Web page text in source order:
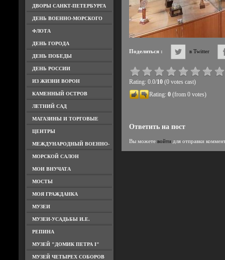
ДВОРЫ САНКТ-ПЕТЕРБУРГА
ДЕНЬ ВОЕННО-МОРСКОГО
ФЛОТА
ДЕНЬ ГОРОДА
ДЕНЬ ПОБЕДЫ
ДЕНЬ РОССИИ
ИЗ ЖИЗНИ ВОРОН
КАМЕННЫЙ ОСТРОВ
ЛЕТНИЙ САД
МАГАЗИНЫ И ТОРГОВЫЕ
ЦЕНТРЫ
МЕЖДУНАРОДНЫЙ ВОЕННО-
МОРСКОЙ САЛОН
МОИ ВНУЧАТА
МОСТЫ
МОЯ ГРАЖДАНКА
МУЗЕИ
МУЗЕИ-УСАДЬБЫ И.Е.
РЕПИНА
МУЗЕЙ "ДОМИК ПЕТРА I"
МУЗЕЙ ЧЕТЫРЕХ СОБОРОВ
Поделиться : в Twitter
Rating: 0.0/10(0 votes cast)
Rating: 0(from 0 votes)
Ответить на пост
Вы можете войтидля отправки